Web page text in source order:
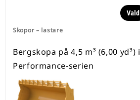
Skopor – lastare
Vald
Bergskopa på 4,5 m³ (6,00 yd³) i
Performance-serien